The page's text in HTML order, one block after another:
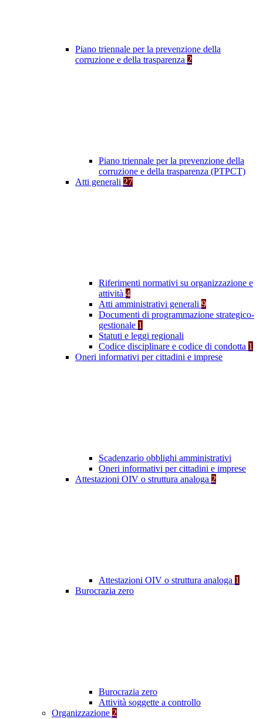
Piano triennale per la prevenzione della
corruzione e della trasparenza 2
Piano triennale per la prevenzione della
corruzione e della trasparenza (PTPCT)
Atti generali 27
Riferimenti normativi su organizzazione e
attività 4
Atti amministrativi generali 9
Documenti di programmazione strategico-
gestionale 1
Statuti e leggi regionali
Codice disciplinare e codice di condotta 1
Oneri informativi per cittadini e imprese
Scadenzario obblighi amministrativi
Oneri informativi per cittadini e imprese
Attestazioni OIV o struttura analoga 2
Attestazioni OIV o struttura analoga 1
Burocrazia zero
Burocrazia zero
Attività soggette a controllo
Organizzazione 2